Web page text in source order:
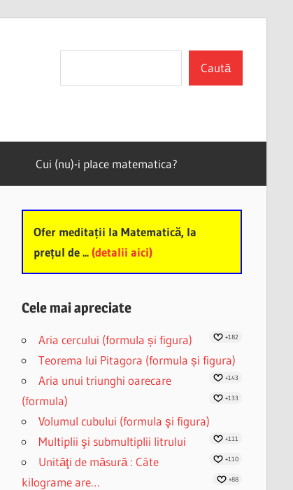
Caută
Cui (nu)-i place matematica?
Ofer meditații la Matematică, la
prețul de ...(detalii aici)
Cele mai apreciate
Aria cercului (formula și figura) +182
Teorema lui Pitagora (formula și figura)
+143
Aria unui triunghi oarecare
(formula)
+133
Volumul cubului (formula şi figura)
+111
Multiplii şi submultiplii litrului
+110
Unităţi de măsură : Câte
kilograme are…
+88